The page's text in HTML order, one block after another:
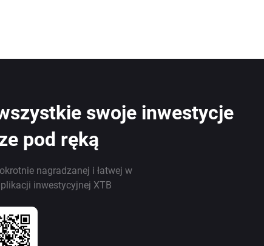
swoje inwestycje
pod ręką
nagradzanej i łatwej w
inwestycyjnej XTB